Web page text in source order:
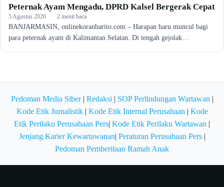
Peternak Ayam Mengadu, DPRD Kalsel Bergerak Cepat
5 Agustus 2026 · 2 menit baca
BANJARMASIN, onlinekoranbarito.com – Harapan baru muncul bagi
para peternak ayam di Kalimantan Selatan. Di tengah gejolak…
Pedoman Media Siber| Redaksi | SOP Perlindungan Wartawan |
Kode Etik Jurnalistik| Kode Etik Internal Perusahaan | Kode
Etik Perilaku Perusahaan Pers| Kode Etik Perilaku Wartawan |
Jenjang Karier Kewartawanan| Peraturan Perusahaan Pers|
Pedoman Pemberitaan Ramah Anak